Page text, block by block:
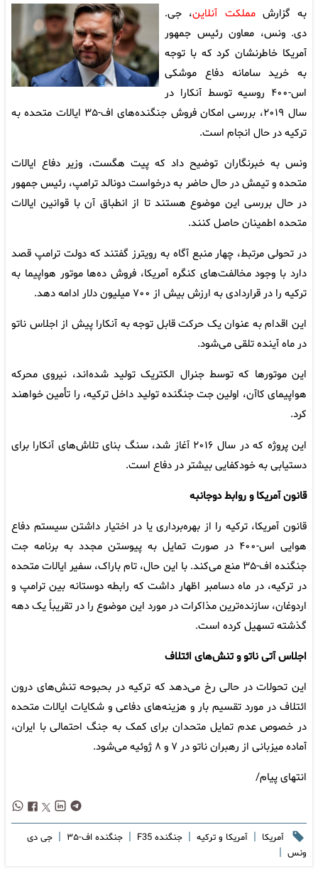
به گزارشمملکت آنلاین، جی.
دی. ونس، معاون رئیس جمهور
آمریکا خاطرنشان کرد که با توجه
به خرید سامانه دفاع موشکی
اس-۴۰۰ روسیه توسط آنکارا در
سال ۲۰۱۹، بررسی امکان فروش جنگنده‌های اف-۳۵ ایالات متحده به
ترکیه در حال انجام است.
ونس به خبرنگاران توضیح داد که پیت هگست، وزیر دفاع ایالات
متحده و تیمش در حال حاضر به درخواست دونالد ترامپ، رئیس جمهور
در حال بررسی این موضوع هستند تا از انطباق آن با قوانین ایالات
متحده اطمینان حاصل کنند.
در تحولی مرتبط، چهار منبع آگاه به رویترز گفتند که دولت ترامپ قصد
دارد با وجود مخالفت‌های کنگره آمریکا، فروش ده‌ها موتور هواپیما به
ترکیه را در قراردادی به ارزش بیش از ۷۰۰ میلیون دلار ادامه دهد.
این اقدام به عنوان یک حرکت قابل توجه به آنکارا پیش از اجلاس ناتو
در ماه آینده تلقی می‌شود.
این موتورها که توسط جنرال الکتریک تولید شده‌اند، نیروی محرکه
هواپیمای کاآن، اولین جت جنگنده تولید داخل ترکیه، را تأمین خواهند
کرد.
این پروژه که در سال ۲۰۱۶ آغاز شد، سنگ بنای تلاش‌های آنکارا برای
دستیابی به خودکفایی بیشتر در دفاع است.
قانون آمریکا و روابط دوجانبه
قانون آمریکا، ترکیه را از بهره‌برداری یا در اختیار داشتن سیستم دفاع
هوایی اس-۴۰۰ در صورت تمایل به پیوستن مجدد به برنامه جت
جنگنده اف-۳۵ منع می‌کند. با این حال، تام باراک، سفیر ایالات متحده
در ترکیه، در ماه دسامبر اظهار داشت که رابطه دوستانه بین ترامپ و
اردوغان، سازنده‌ترین مذاکرات در مورد این موضوع را در تقریباً یک دهه
گذشته تسهیل کرده است.
اجلاس آتی ناتو و تنش‌های ائتلاف
این تحولات در حالی رخ می‌دهد که ترکیه در بحبوحه تنش‌های درون
ائتلاف در مورد تقسیم بار و هزینه‌های دفاعی و شکایات ایالات متحده
در خصوص عدم تمایل متحدان برای کمک به جنگ احتمالی با ایران،
آماده میزبانی از رهبران ناتو در ۷ و ۸ ژوئیه می‌شود.
انتهای پیام/
آمریکا | آمریکا و ترکیه | جنگنده F35 | جنگنده اف-۳۵ | جی دی
ونس |